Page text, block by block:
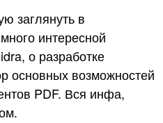
заглянуть в
интересной
о разработке
основных возможностей
PDF. Вся инфа,